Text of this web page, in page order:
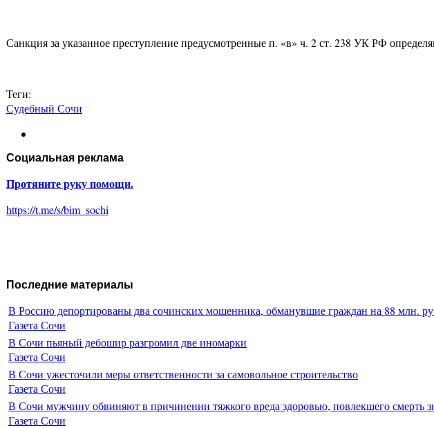
Санкция за указанное преступление предусмотренные п. «в» ч. 2 ст. 238 УК РФ
Теги:
Судебный Сочи
Социальная реклама
Протяните руку помощи.
https://t.me/s/bim_sochi
Последние материалы
В Россию депортированы два сочинских мошенника, обманувшие граждан на 88 млн.
Газета Сочи
В Сочи пьяный дебошир разгромил две иномарки
Газета Сочи
В Сочи ужесточили меры ответственности за самовольное строительство
Газета Сочи
В Сочи мужчину обвиняют в причинении тяжкого вреда здоровью, повлекшего смерть
Газета Сочи